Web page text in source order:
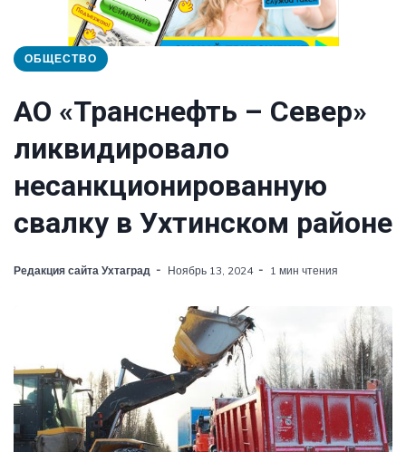
ОБЩЕСТВО
АО «Транснефть – Север»
ликвидировало
несанкционированную
свалку в Ухтинском районе
Редакция сайта Ухтаград Ноябрь 13, 2024 1 мин чтения